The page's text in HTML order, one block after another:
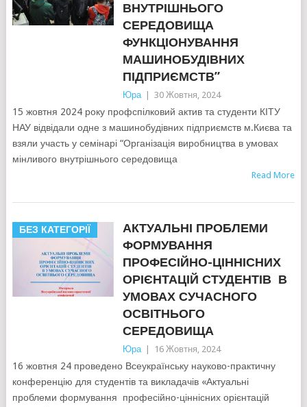
ВНУТРІШНЬОГО
СЕРЕДОВИЩА
ФУНКЦІОНУВАННЯ
МАШИНОБУДІВНИХ
ПІДПРИЄМСТВ”
Юра 30 Жовтня, 2024
15 жовтня 2024 року профспілковий актив та студенти КІТУ
НАУ відвідали одне з машинобудівних підприємств м.Києва та
взяли участь у семінарі “Організація виробництва в умовах
мінливого внутрішнього середовища
Read More
БЕЗ КАТЕГОРІЇ
АКТУАЛЬНІ ПРОБЛЕМИ
ФОРМУВАННЯ
ПРОФЕСІЙНО-ЦІННІСНИХ
ОРІЄНТАЦІЙ СТУДЕНТІВ В
УМОВАХ СУЧАСНОГО
ОСВІТНЬОГО
СЕРЕДОВИЩА
Юра 16 Жовтня, 2024
16 жовтня 24 проведено Всеукраїнську науково-практичну
конференцію для студентів та викладачів «Актуальні
проблеми формування професійно-ціннісних орієнтацій